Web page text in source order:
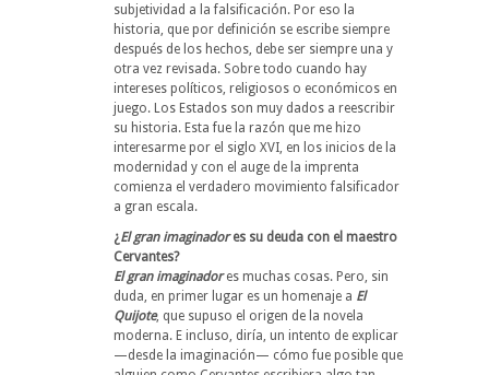
subjetividad a la falsificación. Por eso la
historia, que por definición se escribe siempre
después de los hechos, debe ser siempre una y
otra vez revisada. Sobre todo cuando hay
intereses políticos, religiosos o económicos en
juego. Los Estados son muy dados a reescribir
su historia. Esta fue la razón que me hizo
interesarme por el siglo XVI, en los inicios de la
modernidad y con el auge de la imprenta
comienza el verdadero movimiento falsificador
a gran escala.
¿El gran imaginadores su deuda con el maestro
Cervantes?
El gran imaginadores muchas cosas. Pero, sin
duda, en primer lugar es un homenaje a El
Quijote, que supuso el origen de la novela
moderna. E incluso, diría, un intento de explicar
—desde la imaginación— cómo fue posible que